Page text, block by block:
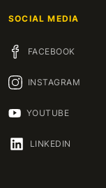
SOCIAL MEDIA
FACEBOOK
INSTAGRAM
YOUTUBE
LINKEDIN